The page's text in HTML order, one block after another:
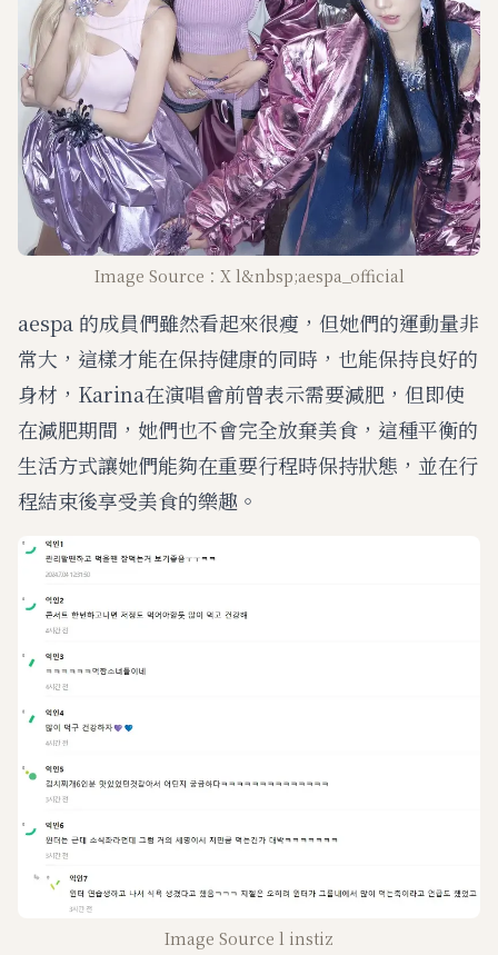
Image Source：X l&nbsp;aespa_official
aespa 的成員們雖然看起來很瘦，但她們的運動量非
常大，這樣才能在保持健康的同時，也能保持良好的
身材，Karina在演唱會前曾表示需要減肥，但即使
在減肥期間，她們也不會完全放棄美食，這種平衡的
生活方式讓她們能夠在重要行程時保持狀態，並在行
程結束後享受美食的樂趣。
Image Source l instiz